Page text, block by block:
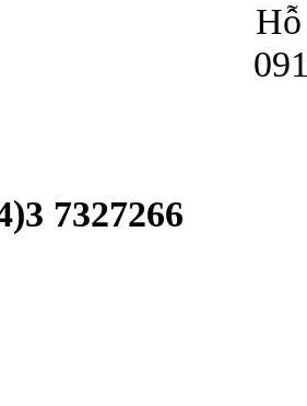
7327266